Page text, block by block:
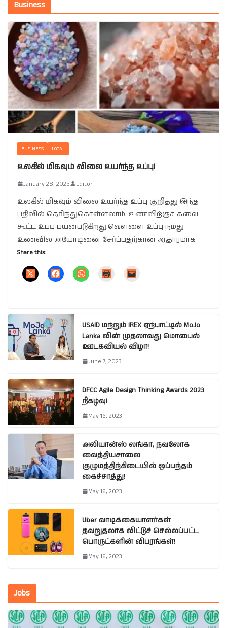
Business
BUSINESS LOCAL
உலகில் மிகவும் விலை உயர்ந்த உப்பு!
January 28, 2025 Editor
உலகில் மிகவும் விலை உயர்ந்த உப்பு குறித்து இந்த
பதிவில் தெரிந்துகொள்ளலாம். உணவிற்குச் சுவை
கூட்ட உப்பு பயன்படுகிறது.வெள்ளை உப்பு நமது
உணவில் அயோடினை சேர்ப்பதற்கான ஆதாரமாக
Share this:
USAID மற்றும் IREX ஏற்பாட்டில் MoJo
Lanka வின் முதலாவது மொபைல்
ஊடகவியல் விழா!
June 7, 2023
DFCC Agile Design Thinking Awards 2023
நிகழ்வு!
May 16, 2023
அலியான்ஸ் லங்கா, நவலோக
வைத்தியசாலை
குழுமத்திற்கிடையில் ஒப்பந்தம்
கைச்சாத்து!
May 16, 2023
Uber வாடிக்கையாளர்கள்
தவறுதலாக விட்டுச் செல்லப்பட்ட
பொருட்களின் விபரங்கள்!
May 16, 2023
Jobs